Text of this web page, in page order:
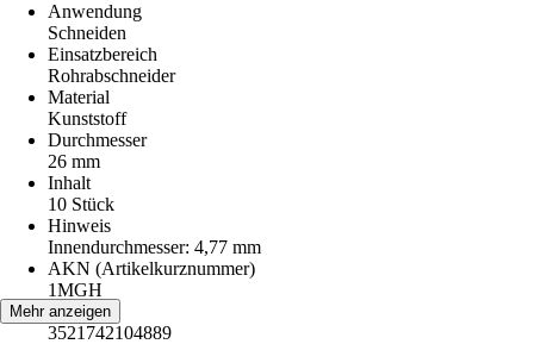
Anwendung
Schneiden
Einsatzbereich
Rohrabschneider
Material
Kunststoff
Durchmesser
26 mm
Inhalt
10 Stück
Hinweis
Innendurchmesser: 4,77 mm
AKN (Artikelkurznummer)
1MGH
EAN
3521742104889
Mehr anzeigen